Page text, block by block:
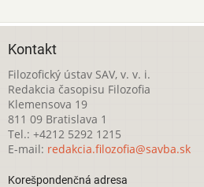
Kontakt
Filozofický ústav SAV, v. v. i.
Redakcia časopisu Filozofia
Klemensova 19
811 09 Bratislava 1
Tel.: +4212 5292 1215
E-mail: redakcia.filozofia@savba.sk
Korešpondenčná adresa